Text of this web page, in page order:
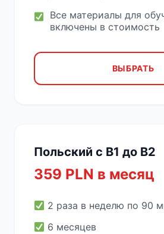
Все материалы для
включены в стоимость
ВЫБРАТЬ
Польский с B1 до B2
359 PLN в месяц
2 раза в неделю по 90
6 месяцев